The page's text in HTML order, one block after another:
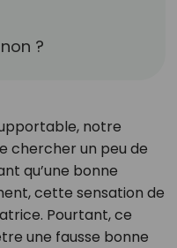
?
notre
chercher un peu de
qu’une bonne
cette sensation de
Pourtant, ce
une fausse bonne